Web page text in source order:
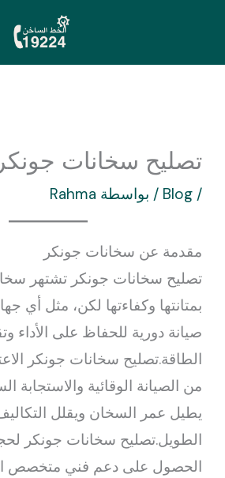
المحتوى
تصليح سخانات جونكر 19224.
/
Blog / بواسطة Rahma
مقدمة عن سخانات جونكر
تصليح سخانات جونكر تشتهر
بمتانتها وكفاءتها لكن، مثل أي
صيانة دورية للحفاظ على الأداء
الطاقة.تصليح سخانات جونكر
من الصيانة الوقائية والاستجابة
يطيل عمر السخان ويقلل
الطويل.تصليح سخانات جونكر
الحصول على دعم فني متخصص